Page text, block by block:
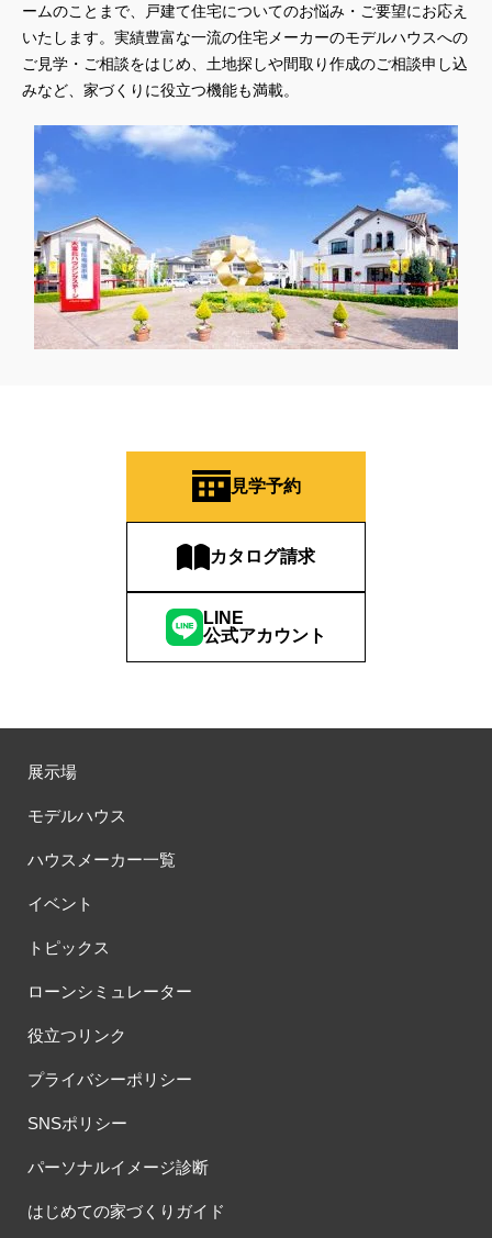
ームのことまで、戸建て住宅についてのお悩み・ご要望にお応え
いたします。実績豊富な一流の住宅メーカーのモデルハウスへの
ご見学・ご相談をはじめ、土地探しや間取り作成のご相談申し込
みなど、家づくりに役立つ機能も満載。
見学予約
カタログ請求
LINE
公式アカウント
展示場
モデルハウス
ハウスメーカー一覧
イベント
トピックス
ローンシミュレーター
役立つリンク
プライバシーポリシー
SNSポリシー
パーソナルイメージ診断
はじめての家づくりガイド